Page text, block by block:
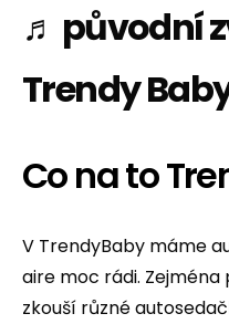
♬ původní
Trendy
Co na to
V TrendyBaby máme
aire moc rádi. Zejména
zkouší různé